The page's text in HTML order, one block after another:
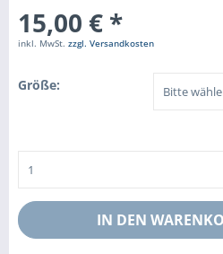
15,00 € *
inkl. MwSt. zzgl. Versandkosten
Größe:
IN DEN